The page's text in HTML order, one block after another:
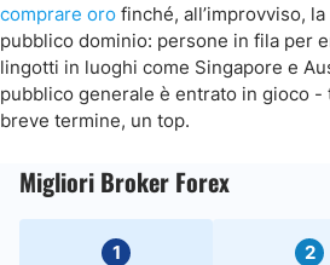
comprare oro finché, all’improvviso,
pubblico dominio: persone in fila per
lingotti in luoghi come Singapore e
pubblico generale è entrato in gioco -
breve termine, un top.
Migliori Broker Forex
1 2